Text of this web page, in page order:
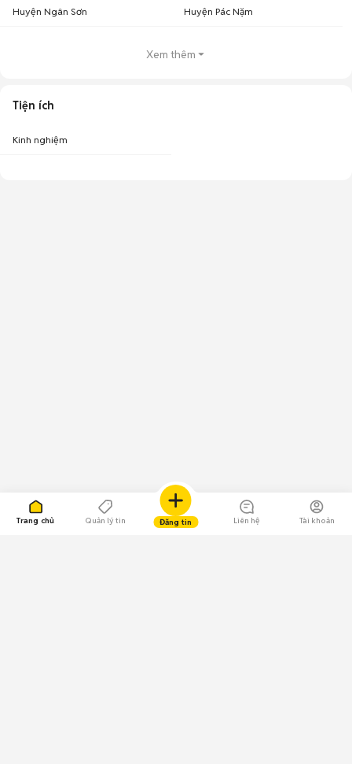
Trang chủ Quản lý tin Đăng tin Liên hệ Tài khoản
Huyện Ngân Sơn Huyện Pác Nặm
Xem thêm
Tiện ích
Kinh nghiệm